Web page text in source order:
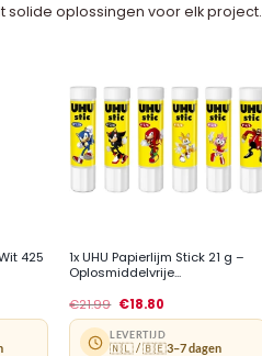
solide oplossingen voor elk project.
425
1x UHU Papierlijm Stick 21 g –
Oplosmiddelvrije...
€21.99 €18.80
LEVERTIJD
🇳🇱 / 🇧🇪3–7 dagen